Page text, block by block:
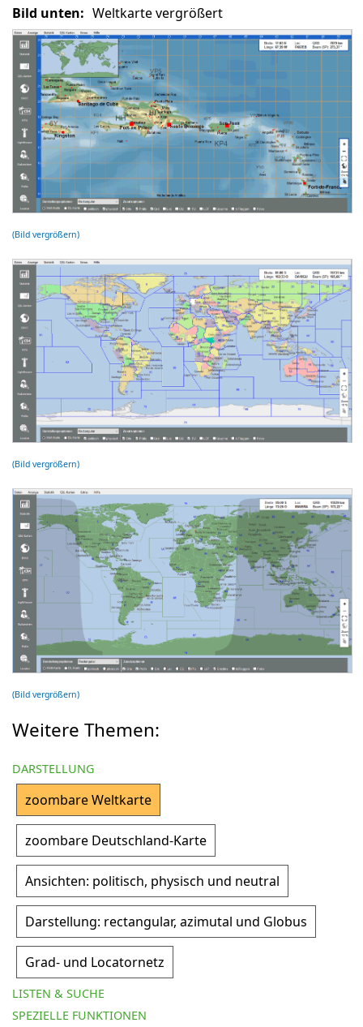
Bild unten: Weltkarte vergrößert
(Bild vergrößern)
(Bild vergrößern)
(Bild vergrößern)
Weitere Themen:
DARSTELLUNG
zoombare Weltkarte
zoombare Deutschland-Karte
Ansichten: politisch, physisch und neutral
Darstellung: rectangular, azimutal und Globus
Grad- und Locatornetz
LISTEN & SUCHE
SPEZIELLE FUNKTIONEN